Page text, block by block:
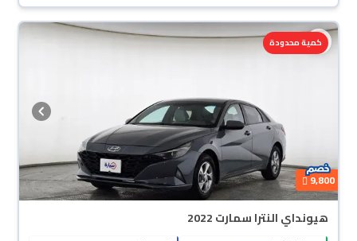
كمية محدودة
محجوزة
9,800
هيونداي النترا سمارت 2022